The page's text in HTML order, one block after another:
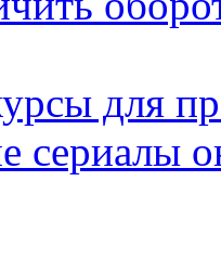
для
сериалы